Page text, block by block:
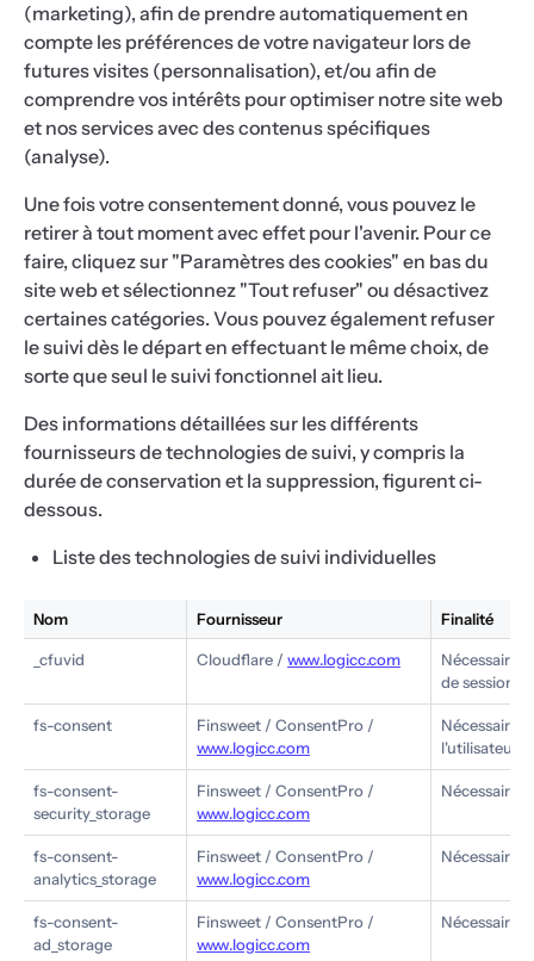
(marketing), afin de prendre automatiquement en
compte les préférences de votre navigateur lors de
futures visites (personnalisation), et/ou afin de
comprendre vos intérêts pour optimiser notre site web
et nos services avec des contenus spécifiques
(analyse).
Une fois votre consentement donné, vous pouvez le
retirer à tout moment avec effet pour l'avenir. Pour ce
faire, cliquez sur "Paramètres des cookies" en bas du
site web et sélectionnez "Tout refuser" ou désactivez
certaines catégories. Vous pouvez également refuser
le suivi dès le départ en effectuant le même choix, de
sorte que seul le suivi fonctionnel ait lieu.
Des informations détaillées sur les différents
fournisseurs de technologies de suivi, y compris la
durée de conservation et la suppression, figurent ci-
dessous.
Liste des technologies de suivi individuelles
Nom Fournisseur Finalité
_cfuvid Cloudflare / www.logicc.com
Nécessaire
de session
fs-consent
Finsweet / ConsentPro /
www.logicc.com
Nécessaire
l'utilisateur
fs-consent-
security_storage
Finsweet / ConsentPro /
www.logicc.com
Nécessaire
fs-consent-
analytics_storage
Finsweet / ConsentPro /
www.logicc.com
Nécessaire
fs-consent-
ad_storage
Finsweet / ConsentPro /
www.logicc.com
Nécessaire